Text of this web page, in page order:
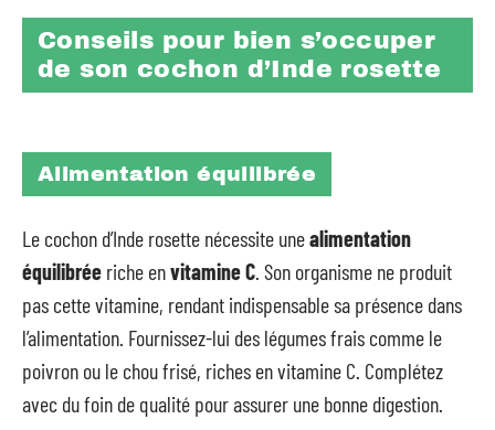
Conseils pour bien s’occuper
de son cochon d’Inde rosette
Alimentation équilibrée
Le cochon d’Inde rosette nécessite unealimentation
équilibrée riche envitamine C. Son organisme ne produit
pas cette vitamine, rendant indispensable sa présence dans
l’alimentation. Fournissez-lui des légumes frais comme le
poivron ou le chou frisé, riches en vitamine C. Complétez
avec du foin de qualité pour assurer une bonne digestion.